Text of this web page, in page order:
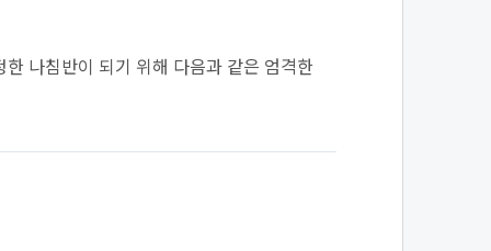
나침반이 되기 위해 다음과 같은 엄격한